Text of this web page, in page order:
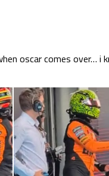
oscar comes over… i